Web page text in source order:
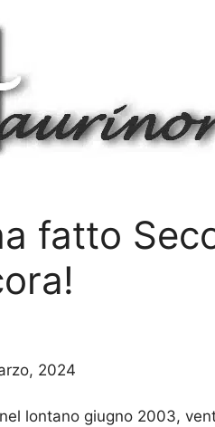
fatto
2024
lontano giugno 2003,